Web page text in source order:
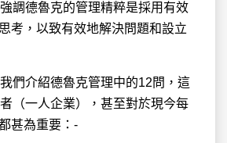
調德魯克的管理精粹是採用有效
考，以致有效地解決問題和設立
們介紹德魯克管理中的12問，這
（一人企業），甚至對於現今每
甚為重要：-